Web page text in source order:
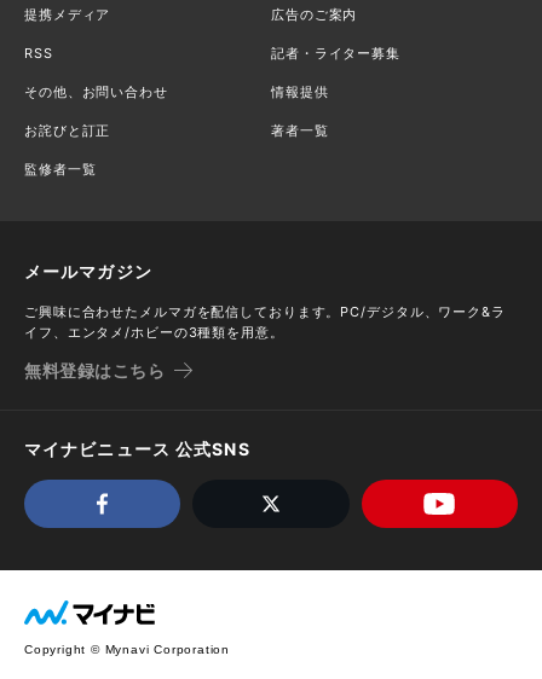
提携メディア 広告のご案内
RSS 記者・ライター募集
その他、お問い合わせ 情報提供
お詫びと訂正 著者一覧
監修者一覧
メールマガジン
ご興味に合わせたメルマガを配信しております。PC/デジタル、ワーク&ラ
イフ、エンタメ/ホビーの3種類を用意。
無料登録はこちら
マイナビニュース 公式SNS
Copyright © Mynavi Corporation